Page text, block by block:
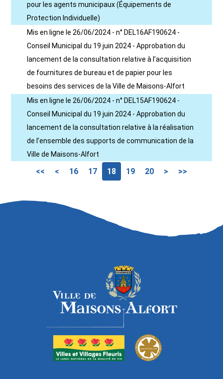
pour les agents municipaux (Équipements de
Protection Individuelle)
Mis en ligne le 26/06/2024 - n° DEL16AF190624 -
Conseil Municipal du 19 juin 2024 - Approbation du
lancement de la consultation relative à l’acquisition
de fournitures de bureau et de papier pour les
besoins des services de la Ville de Maisons-Alfort
Mis en ligne le 26/06/2024 - n° DEL15AF190624 -
Conseil Municipal du 19 juin 2024 - Approbation du
lancement de la consultation relative à la réalisation
de l’ensemble des supports de communication de la
Ville de Maisons-Alfort
<< < 16 17 18 19 20 > >>